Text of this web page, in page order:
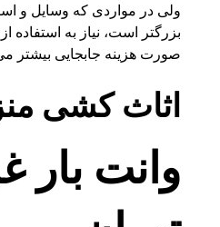
ولی در مواردی که وسایل و
بزرگتر است، نیاز به استفاده
صورت هزینه جابجایی بیشتر
اثاث کشی
وانت بار